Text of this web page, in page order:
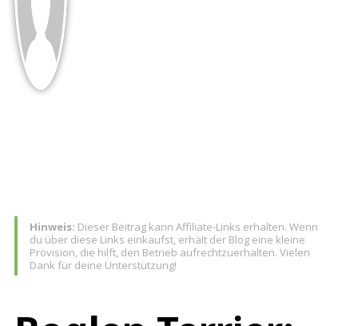
Hinweis: Dieser Beitrag kann Affiliate-Links erhalten. Wenn
du über diese Links einkaufst, erhält der Blog eine kleine
Provision, die hilft, den Betrieb aufrechtzuerhalten. Vielen
Dank für deine Unterstützung!